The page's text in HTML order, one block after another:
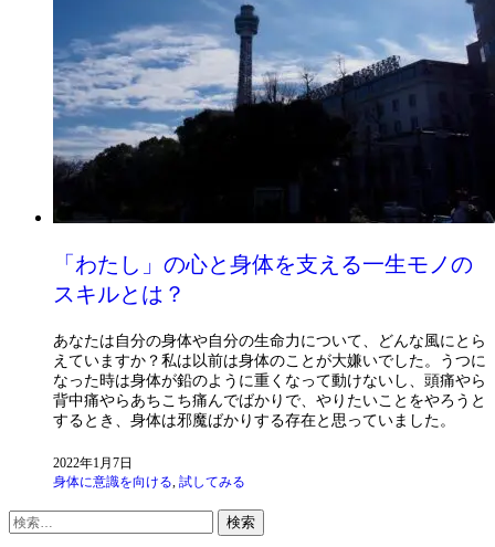
「わたし」の心と身体を支える一生モノの
スキルとは？
あなたは自分の身体や自分の生命力について、どんな風にとら
えていますか？私は以前は身体のことが大嫌いでした。うつに
なった時は身体が鉛のように重くなって動けないし、頭痛やら
背中痛やらあちこち痛んでばかりで、やりたいことをやろうと
するとき、身体は邪魔ばかりする存在と思っていました。
2022年1月7日
身体に意識を向ける 試してみる
検